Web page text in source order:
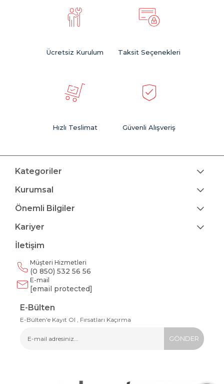
Ücretsiz Kurulum Taksit Seçenekleri
Hızlı Teslimat Güvenli Alışveriş
Kategoriler
Kurumsal
Önemli Bilgiler
Kariyer
İletişim
Müşteri Hizmetleri
(0 850) 532 56 56
E-mail
[email protected]
E-Bülten
E-Bülten'e Kayıt Ol , Fırsatları Kaçırma
GÖNDER